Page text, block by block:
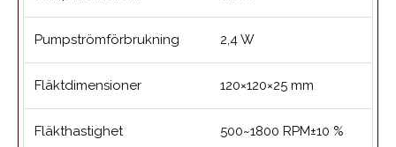
Pumpströmförbrukning 2,4 W
Fläktdimensioner 120×120×25 mm
Fläkthastighet 500~1800 RPM±10 %